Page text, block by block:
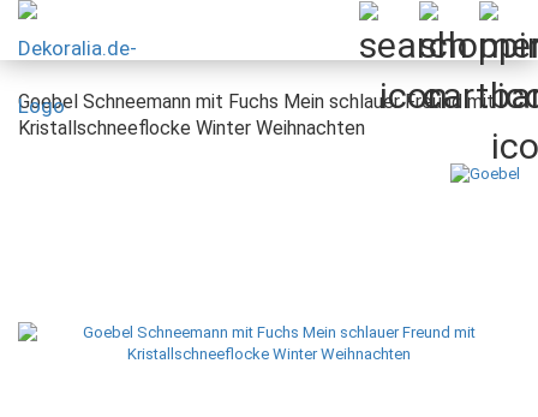
Goebel Schneemann mit Fuchs Mein schlauer Freund mit
Kristallschneeflocke Winter Weihnachten